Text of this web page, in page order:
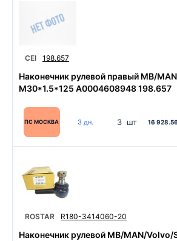
CEI 198.657
Наконечник рулевой правый MB/
M30*1.5*125 A0004608948 198.657
ПС МОСКВА 3 дн. 3 шт 16 928.56
ROSTAR R180-3414060-20
Наконечник рулевой MB/MAN/